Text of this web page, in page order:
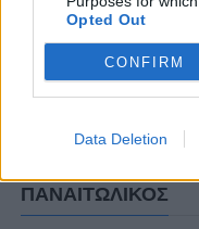
Opted Out
CONFIRM
Data Deletion
Τα
με
ΠΑΝΑΙΤΩΛΙΚΟΣ